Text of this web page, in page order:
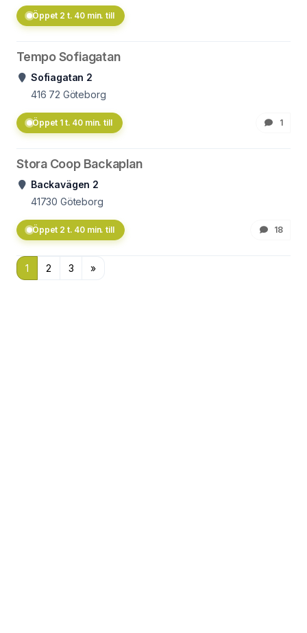
Öppet 2 t. 40 min. till
Tempo Sofiagatan
Sofiagatan 2
416 72 Göteborg
Öppet 1 t. 40 min. till 1
Stora Coop Backaplan
Backavägen 2
41730 Göteborg
Öppet 2 t. 40 min. till 18
1 2 3 »